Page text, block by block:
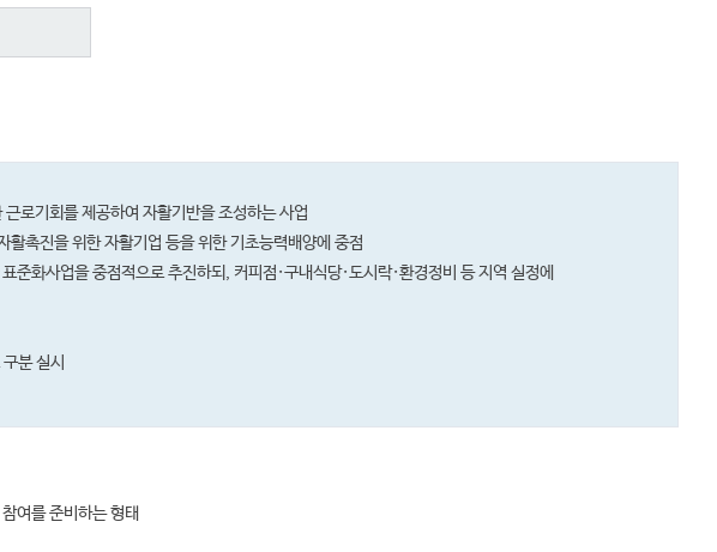
로기회를 제공하여 자활기반을 조성하는 사업
촉진을 위한 자활기업 등을 위한 기초능력배양에 중점
준화사업을 중점적으로 추진하되, 커피점·구내식당·도시락·환경정비 등 지역 실정에
분 실시
여를 준비하는 형태